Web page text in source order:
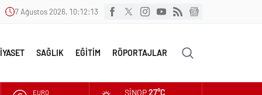
7 Ağustos 2026, 10:12:14
SAĞLIK EĞİTİM RÖPORTAJLAR
ALTIN SINOP27°C